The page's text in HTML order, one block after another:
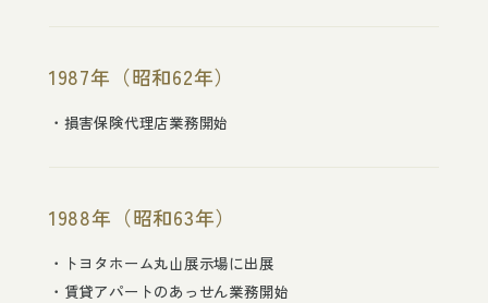
1987年（昭和62年）
損害保険代理店業務開始
1988年（昭和63年）
トヨタホーム丸山展示場に出展
賃貸アパートのあっせん業務開始